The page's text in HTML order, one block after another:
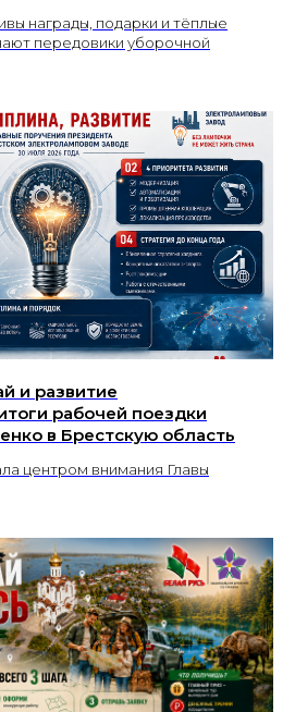
награды, подарки и тёплые
передовики уборочной
и развитие
рабочей поездки
в Брестскую область
центром внимания Главы